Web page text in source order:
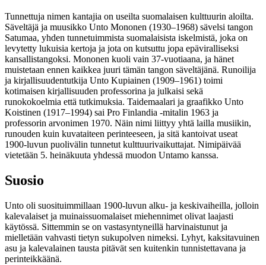
Tunnettuja nimen kantajia on useilta suomalaisen kulttuurin aloilta.
Säveltäjä ja muusikko Unto Mononen (1930–1968) sävelsi tangon
Satumaa, yhden tunnetuimmista suomalaisista iskelmistä, joka on
levytetty lukuisia kertoja ja jota on kutsuttu jopa epäviralliseksi
kansallistangoksi. Mononen kuoli vain 37-vuotiaana, ja hänet
muistetaan ennen kaikkea juuri tämän tangon säveltäjänä. Runoilija
ja kirjallisuudentutkija Unto Kupiainen (1909–1961) toimi
kotimaisen kirjallisuuden professorina ja julkaisi sekä
runokokoelmia että tutkimuksia. Taidemaalari ja graafikko Unto
Koistinen (1917–1994) sai Pro Finlandia -mitalin 1963 ja
professorin arvonimen 1970. Näin nimi liittyy yhtä lailla musiikin,
runouden kuin kuvataiteen perinteeseen, ja sitä kantoivat useat
1900-luvun puolivälin tunnetut kulttuurivaikuttajat. Nimipäivää
vietetään 5. heinäkuuta yhdessä muodon Untamo kanssa.
Suosio
Unto oli suosituimmillaan 1900-luvun alku- ja keskivaiheilla, jolloin
kalevalaiset ja muinaissuomalaiset miehennimet olivat laajasti
käytössä. Sittemmin se on vastasyntyneillä harvinaistunut ja
mielletään vahvasti tietyn sukupolven nimeksi. Lyhyt, kaksitavuinen
asu ja kalevalainen tausta pitävät sen kuitenkin tunnistettavana ja
perinteikkäänä.